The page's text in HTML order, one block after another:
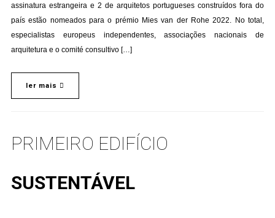
assinatura estrangeira e 2 de arquitetos portugueses construídos fora do
país estão nomeados para o prémio Mies van der Rohe 2022. No total,
especialistas europeus independentes, associações nacionais de
arquitetura e o comité consultivo […]
ler mais
PRIMEIRO EDIFÍCIO
SUSTENTÁVEL